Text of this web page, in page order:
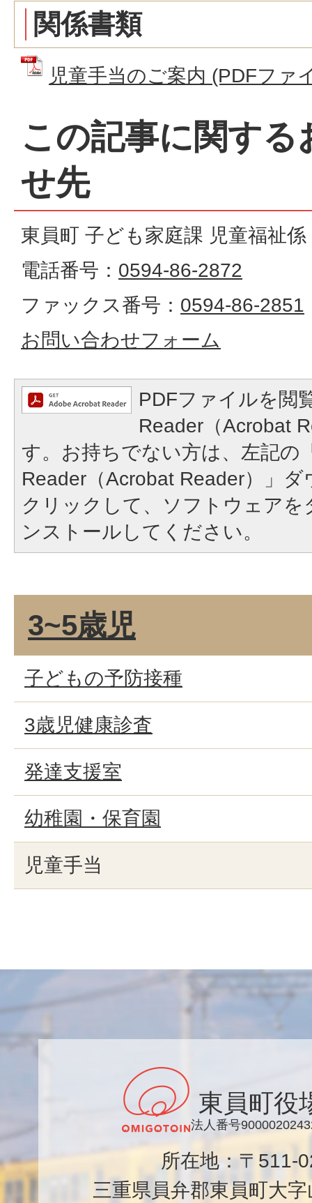
関係書類
児童手当のご案内 (PDFファ
この記事に関する
せ先
東員町 子ども家庭課 児童福祉係
電話番号： 0594-86-2872
ファックス番号： 0594-86-2851
お問い合わせフォーム
PDFファイルを閲
Reader（Acrobat
す。お持ちでない方は、左記の
Reader（Acrobat Reader）」
クリックして、ソフトウェア
ンストールしてください。
3~5歳児
子どもの予防接種
3歳児健康診査
発達支援室
幼稚園・保育園
児童手当
東員町役
法人番号
所在地：〒
三重県員弁郡東員町大